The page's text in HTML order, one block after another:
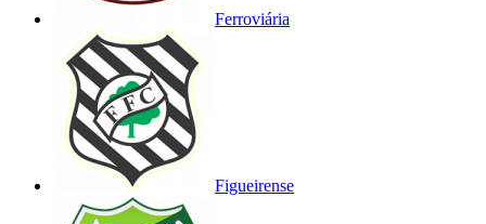
Ferroviária
Figueirense